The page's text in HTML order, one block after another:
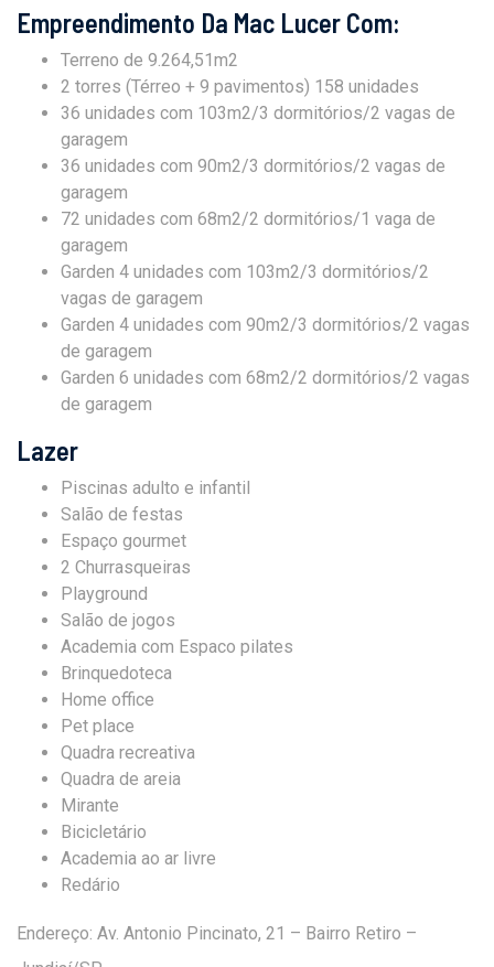
Empreendimento Da Mac Lucer Com:
Terreno de 9.264,51m2
2 torres (Térreo + 9 pavimentos) 158 unidades
36 unidades com 103m2/3 dormitórios/2 vagas de
garagem
36 unidades com 90m2/3 dormitórios/2 vagas de
garagem
72 unidades com 68m2/2 dormitórios/1 vaga de
garagem
Garden 4 unidades com 103m2/3 dormitórios/2
vagas de garagem
Garden 4 unidades com 90m2/3 dormitórios/2 vagas
de garagem
Garden 6 unidades com 68m2/2 dormitórios/2 vagas
de garagem
Lazer
Piscinas adulto e infantil
Salão de festas
Espaço gourmet
2 Churrasqueiras
Playground
Salão de jogos
Academia com Espaco pilates
Brinquedoteca
Home office
Pet place
Quadra recreativa
Quadra de areia
Mirante
Bicicletário
Academia ao ar livre
Redário
Endereço: Av. Antonio Pincinato, 21 – Bairro Retiro –